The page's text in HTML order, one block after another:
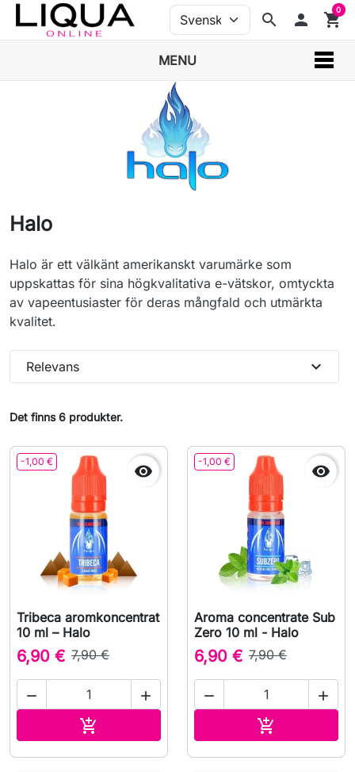
search person shopping_cart
0
MENU
Halo
Halo är ett välkänt amerikanskt varumärke som
uppskattas för sina högkvalitativa e-vätskor, omtyckta
av vapeentusiaster för deras mångfald och utmärkta
kvalitet.
Det finns 6 produkter.
Relevans expand_more
-1,00 € 
Tribeca aromkoncentrat
10 ml – Halo
6,90 € 7,90 €
 

-1,00 € 
Aroma concentrate Sub
Zero 10 ml - Halo
6,90 € 7,90 €
 
